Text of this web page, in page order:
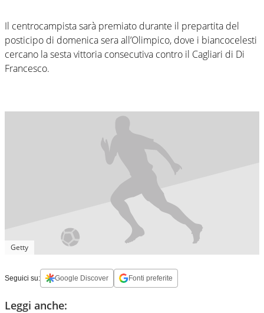
Il centrocampista sarà premiato durante il prepartita del
posticipo di domenica sera all’Olimpico, dove i biancocelesti
cercano la sesta vittoria consecutiva contro il Cagliari di Di
Francesco.
Getty
Seguici su: Google Discover Fonti preferite
Leggi anche: